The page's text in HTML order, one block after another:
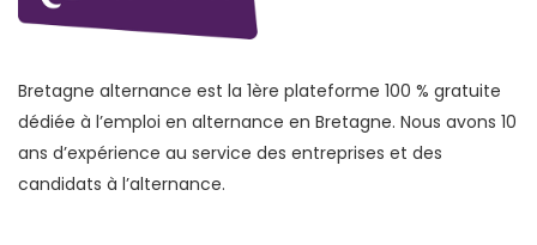
Bretagne alternance est la 1ère plateforme 100 % gratuite
dédiée à l’emploi en alternance en Bretagne. Nous avons 10
ans d’expérience au service des entreprises et des
candidats à l’alternance.